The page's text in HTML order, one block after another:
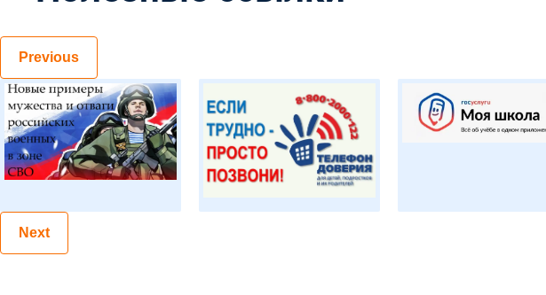
Previous
Next